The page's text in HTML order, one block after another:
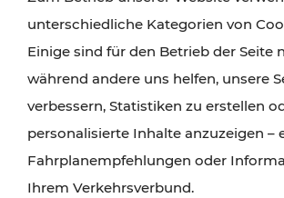
Radtouren oder purer Naturgenuss –
Attraktionen sind mit den Ticket-
Angeboten des VOR gut und schnell
unterschiedliche Kategorien von
Einige sind für den Betrieb der Seite
während andere uns helfen, unsere
verbessern, Statistiken zu erstellen
personalisierte Inhalte anzuzeigen –
Fahrplanempfehlungen oder
Ihrem Verkehrsverbund.